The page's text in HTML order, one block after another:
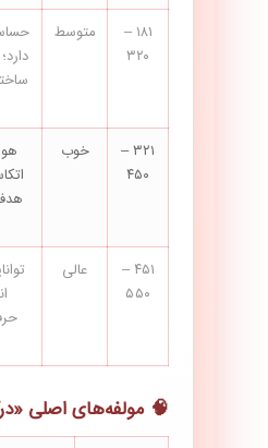
۱۸۱ –
۳۲۰
متوسط
۳۲۱ –
۴۵۰
خوب
۴۵۱ –
۵۵۰
عالی
🧠 مولفه‌های اصلی